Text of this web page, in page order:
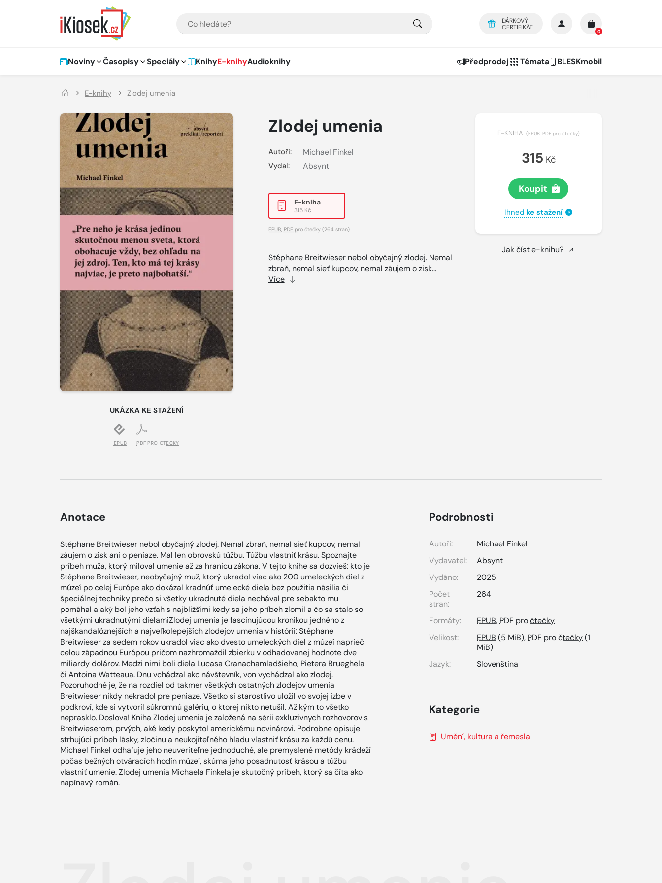
DÁRKOVÝ
CERTIFIKÁT
0
Hlavní navigace
Noviny Časopisy Speciály KnihyE-knihyAudioknihy Předprodej Témata BLESKmobil
E-knihy Zlodej umenia
UKÁZKA KE STAŽENÍ
EPUB PDF PRO ČTEČKY
Zlodej umenia
Autoři: Michael Finkel
Vydal: Absynt
E-kniha
315 Kč
EPUB PDF pro čtečky(264 stran)
Stéphane Breitwieser nebol obyčajný zlodej. Nemal
zbraň, nemal sieť kupcov, nemal záujem o zisk...
Více
E-KNIHA (EPUB, PDF pro čtečky)
315 Kč
Koupit
Ihned ke stažení ?
Jak číst e-knihu?
Anotace
Stéphane Breitwieser nebol obyčajný zlodej. Nemal zbraň, nemal sieť kupcov, nemal
záujem o zisk ani o peniaze. Mal len obrovskú túžbu. Túžbu vlastniť krásu. Spoznajte
príbeh muža, ktorý miloval umenie až za hranicu zákona. V tejto knihe sa dozvieš: kto je
Stéphane Breitwieser, neobyčajný muž, ktorý ukradol viac ako 200 umeleckých diel z
múzeí po celej Európe ako dokázal kradnúť umelecké diela bez použitia násilia či
špeciálnej techniky prečo si všetky ukradnuté diela nechával pre sebakto mu
pomáhal a aký bol jeho vzťah s najbližšími kedy sa jeho príbeh zlomil a čo sa stalo so
všetkými ukradnutými dielamiZlodej umenia je fascinujúcou kronikou jedného z
najškandalóznejších a najveľkolepejších zlodejov umenia v histórii: Stéphane
Breitwieser za sedem rokov ukradol viac ako dvesto umeleckých diel z múzeí naprieč
celou západnou Európou pričom nazhromaždil zbierku v odhadovanej hodnote dve
miliardy dolárov. Medzi nimi boli diela Lucasa Cranachamladšieho, Pietera Brueghela
či Antoina Watteaua. Dnu vchádzal ako návštevník, von vychádzal ako zlodej.
Pozoruhodné je, že na rozdiel od takmer všetkých ostatných zlodejov umenia
Breitwieser nikdy nekradol pre peniaze. Všetko si starostlivo uložil vo svojej izbe v
podkroví, kde si vytvoril súkromnú galériu, o ktorej nikto netušil. Až kým to všetko
neprasklo. Doslova! Kniha Zlodej umenia je založená na sérii exkluzívnych rozhovorov s
Breitwieserom, prvých, aké kedy poskytol americkému novinárovi. Podrobne opisuje
strhujúci príbeh lásky, zločinu a neukojiteľného hladu vlastniť krásu za každú cenu.
Michael Finkel odhaľuje jeho neuveriteľne jednoduché, ale premyslené metódy krádeží
počas bežných otváracích hodín múzeí, skúma jeho posadnutosť krásou a túžbu
vlastniť umenie. Zlodej umenia Michaela Finkela je skutočný príbeh, ktorý sa číta ako
napínavý román.
Podrobnosti
Autoři:
Michael Finkel
Vydavatel:
Absynt
Vydáno:
2025
Počet
stran:
264
Formáty: EPUB, PDF pro čtečky
Velikost:
EPUB (5 MiB), PDF pro čtečky(1
MiB)
Jazyk:
Slovenština
Kategorie
Umění, kultura a řemesla